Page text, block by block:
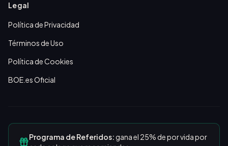
Legal
Política de Privacidad
Términos de Uso
Política de Cookies
BOE.es Oficial
Programa de Referidos:gana el 25% de por vida por